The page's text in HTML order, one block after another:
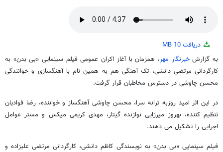
دریافت 10 MB
به گزارشخبرنگار مهر، همزمان با آغاز اکران عمومی فیلم سینمایی «بی بدن» به
کارگردانی مرتضی دانشی، تک آهنگی هم به همین نام با آهنگسازی و خوانندگی
محسن چاوشی در دسترس مخاطبان قرار گرفت.
در این اثر امید روزبه ترانه سرا، محسن چاوشی آهنگساز و خواننده، رضا فوادیان
تنظیم کننده، بهروز میرزایی نوازنده گیتار، مهدی کریمی میکس و مستر عوامل
اجرایی را تشکیل می دهند.
فیلم سینمایی «بی بدن» به نویسندگی کاظم دانشی، کارگردانی مرتضی علیزاده و